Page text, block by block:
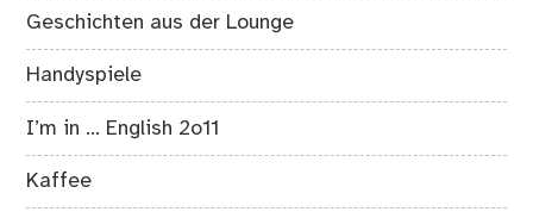
Geschichten aus der Lounge
Handyspiele
I’m in … English 2o11
Kaffee